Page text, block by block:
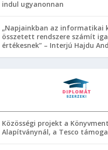
indul ugyanonnan
„Napjainkban az informatikai
összetett rendszere számít
értékesnek” – Interjú Hajdu
Közösségi projekt a
Alapítványnál, a Tesco